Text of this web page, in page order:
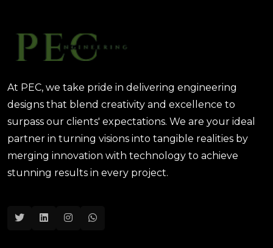
At PEC, we take pride in delivering engineering
designs that blend creativity and excellence to
surpass our clients' expectations. We are your ideal
partner in turning visions into tangible realities by
merging innovation with technology to achieve
stunning results in every project.